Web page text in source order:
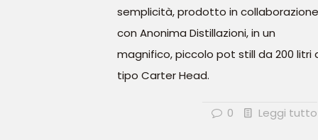
semplicità, prodotto in collaborazione
con Anonima Distillazioni, in un
magnifico, piccolo pot still da 200 litri
tipo Carter Head.
0 Leggi tutto